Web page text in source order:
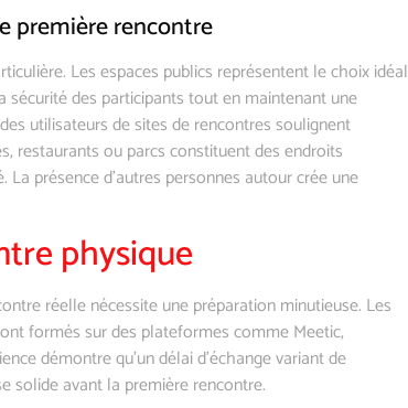
première rencontre
Les espaces publics représentent le choix idéal
des participants tout en maintenant une
utilisateurs de sites de rencontres soulignent
restaurants ou parcs constituent des endroits
présence d’autres personnes autour crée une
physique
réelle nécessite une préparation minutieuse. Les
formés sur des plateformes comme Meetic,
démontre qu’un délai d’échange variant de
solide avant la première rencontre.